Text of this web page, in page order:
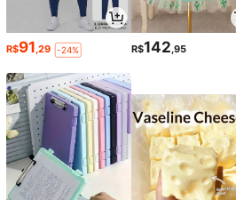
R$91,29 -24% R$142,95